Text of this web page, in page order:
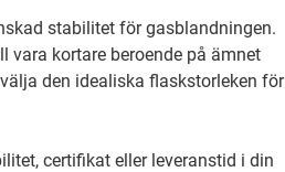
stabilitet för gasblandningen.
vara kortare beroende på ämnet
den idealiska flaskstorleken för
certifikat eller leveranstid i din